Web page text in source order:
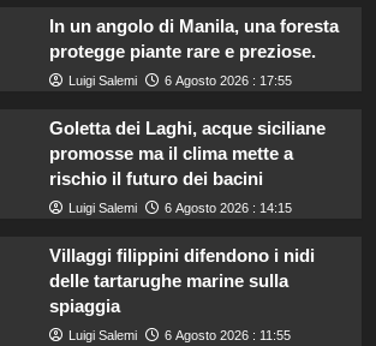
In un angolo di Manila, una foresta
protegge piante rare e preziose.
Luigi Salemi 6 Agosto 2026 : 17:55
Goletta dei Laghi, acque siciliane
promosse ma il clima mette a
rischio il futuro dei bacini
Luigi Salemi 6 Agosto 2026 : 14:15
Villaggi filippini difendono i nidi
delle tartarughe marine sulla
spiaggia
Luigi Salemi 6 Agosto 2026 : 11:55